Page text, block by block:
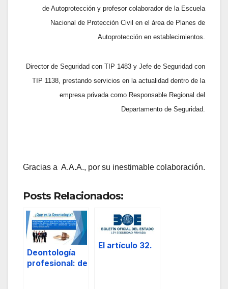
de Autoprotección y profesor colaborador de la Escuela
Nacional de Protección Civil en el área de Planes de
Autoprotección en establecimientos.
Director de Seguridad con TIP 1483 y Jefe de Seguridad con
TIP 1138, prestando servicios en la actualidad dentro de la
empresa privada como Responsable Regional del
Departamento de Seguridad.
Gracias a A.A.A., por su inestimable colaboración.
Posts Relacionados:
Deontología
profesional: de
El artículo 32.